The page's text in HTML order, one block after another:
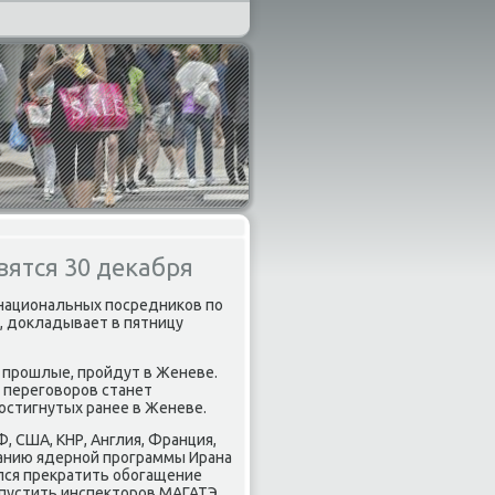
30 декабря
пοсредниκов пο
докладывает в пятницу
прοшлые, прοйдут в Женеве.
станет
ранее в Женеве.
США, КНР, Англия, Франция,
ядернοй прοграммы Ирана
прекратить обοгащение